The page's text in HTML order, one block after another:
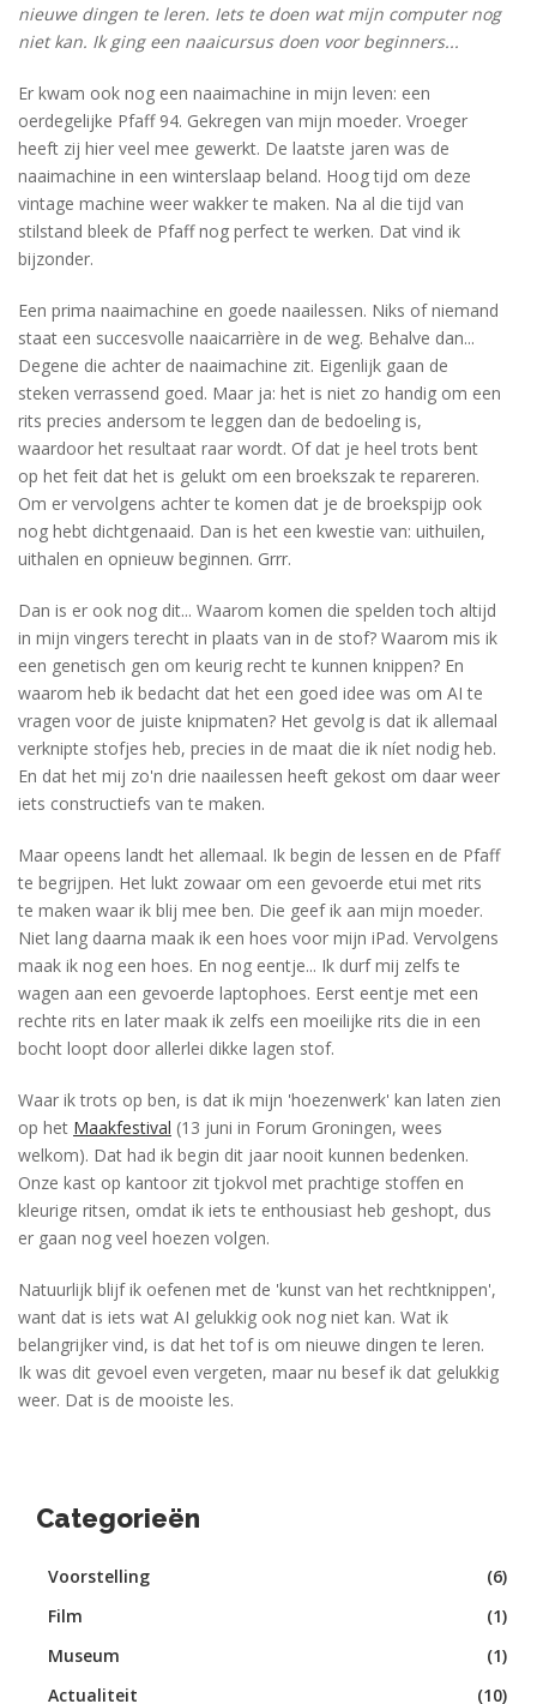
nieuwe dingen te leren. Iets te doen wat mijn computer nog
niet kan. Ik ging een naaicursus doen voor beginners...
Er kwam ook nog een naaimachine in mijn leven: een
oerdegelijke Pfaff 94. Gekregen van mijn moeder. Vroeger
heeft zij hier veel mee gewerkt. De laatste jaren was de
naaimachine in een winterslaap beland. Hoog tijd om deze
vintage machine weer wakker te maken. Na al die tijd van
stilstand bleek de Pfaff nog perfect te werken. Dat vind ik
bijzonder.
Een prima naaimachine en goede naailessen. Niks of niemand
staat een succesvolle naaicarrière in de weg. Behalve dan...
Degene die achter de naaimachine zit. Eigenlijk gaan de
steken verrassend goed. Maar ja: het is niet zo handig om een
rits precies andersom te leggen dan de bedoeling is,
waardoor het resultaat raar wordt. Of dat je heel trots bent
op het feit dat het is gelukt om een broekszak te repareren.
Om er vervolgens achter te komen dat je de broekspijp ook
nog hebt dichtgenaaid. Dan is het een kwestie van: uithuilen,
uithalen en opnieuw beginnen. Grrr.
Dan is er ook nog dit... Waarom komen die spelden toch altijd
in mijn vingers terecht in plaats van in de stof? Waarom mis ik
een genetisch gen om keurig recht te kunnen knippen? En
waarom heb ik bedacht dat het een goed idee was om AI te
vragen voor de juiste knipmaten? Het gevolg is dat ik allemaal
verknipte stofjes heb, precies in de maat die ik níet nodig heb.
En dat het mij zo'n drie naailessen heeft gekost om daar weer
iets constructiefs van te maken.
Maar opeens landt het allemaal. Ik begin de lessen en de Pfaff
te begrijpen. Het lukt zowaar om een gevoerde etui met rits
te maken waar ik blij mee ben. Die geef ik aan mijn moeder.
Niet lang daarna maak ik een hoes voor mijn iPad. Vervolgens
maak ik nog een hoes. En nog eentje... Ik durf mij zelfs te
wagen aan een gevoerde laptophoes. Eerst eentje met een
rechte rits en later maak ik zelfs een moeilijke rits die in een
bocht loopt door allerlei dikke lagen stof.
Waar ik trots op ben, is dat ik mijn 'hoezenwerk' kan laten zien
op het Maakfestival (13 juni in Forum Groningen, wees
welkom). Dat had ik begin dit jaar nooit kunnen bedenken.
Onze kast op kantoor zit tjokvol met prachtige stoffen en
kleurige ritsen, omdat ik iets te enthousiast heb geshopt, dus
er gaan nog veel hoezen volgen.
Natuurlijk blijf ik oefenen met de 'kunst van het rechtknippen',
want dat is iets wat AI gelukkig ook nog niet kan. Wat ik
belangrijker vind, is dat het tof is om nieuwe dingen te leren.
Ik was dit gevoel even vergeten, maar nu besef ik dat gelukkig
weer. Dat is de mooiste les.
Categorieën
Voorstelling
(6)
Film
(1)
Museum
(1)
Actualiteit
(10)